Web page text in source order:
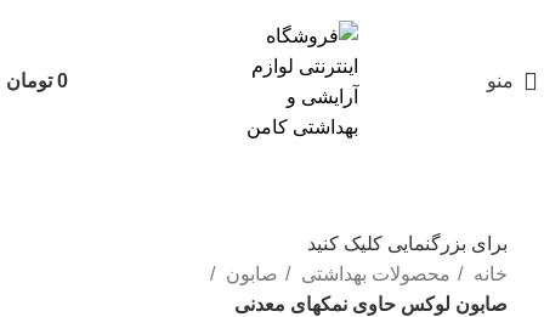
منو 0 تومان
برای بزرگنمایی کلیک کنید
خانه
محصولات بهداشتی
صابون
صابون لوکس حاوی نمکهای معدنی